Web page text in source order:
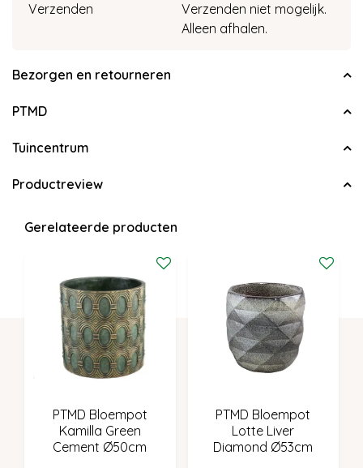
Verzenden
Verzenden niet mogelijk.
Alleen afhalen.
Bezorgen en retourneren
PTMD
Tuincentrum
Productreview
Gerelateerde producten
PTMD Bloempot
Kamilla Green
Cement Ø50cm
PTMD Bloempot
Lotte Liver
Diamond Ø53cm